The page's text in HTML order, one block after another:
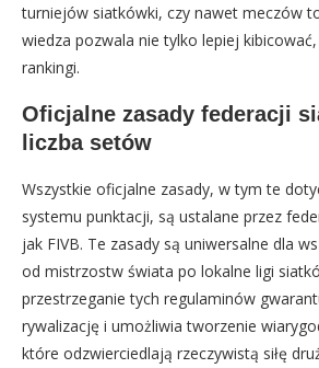
turniejów siatkówki, czy nawet meczów
wiedza pozwala nie tylko lepiej
rankingi.
Oficjalne zasady federacji
liczba setów
Wszystkie oficjalne zasady, w tym te
systemu punktacji, są ustalane przez
jak FIVB. Te zasady są uniwersalne dla
od mistrzostw świata po lokalne ligi
przestrzeganie tych regulaminów
rywalizację i umożliwia tworzenie
które odzwierciedlają rzeczywistą siłę